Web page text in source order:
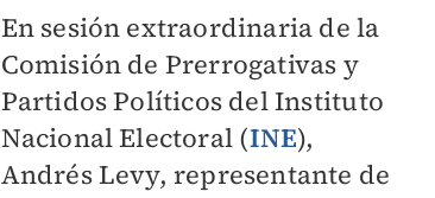
En sesión extraordinaria de la
Comisión de Prerrogativas y
Partidos Políticos del Instituto
Nacional Electoral (INE),
Andrés Levy, representante de